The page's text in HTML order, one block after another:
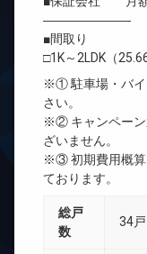
―――――――
■間取り
□1K～2LDK（
※① 駐車場・バイ
さい。
※② キャンペーン
ざいません。
※③ 初期費用概算
ております。
総戸
数
34戸